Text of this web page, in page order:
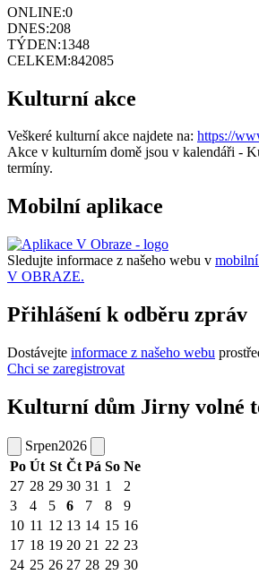
ONLINE:0
DNES:208
TÝDEN:1348
CELKEM:842085
Kulturní akce
Veškeré kulturní akce najdete na: https://
Akce v kulturním domě jsou v kalendáři -
termíny.
Mobilní aplikace
Sledujte informace z našeho webu v
V OBRAZE.
Přihlášení k odběru zpráv
Dostávejte informace z našeho webu
Chci se zaregistrovat
Kulturní dům Jirny volné
Srpen2026
Po Út St Čt Pá So Ne
27 28 29 30 31 1
2
3
4 5 6 7 8
9
10 11 12 13 14 15 16
17 18 19 20 21 22 23
24 25 26 27 28 29 30